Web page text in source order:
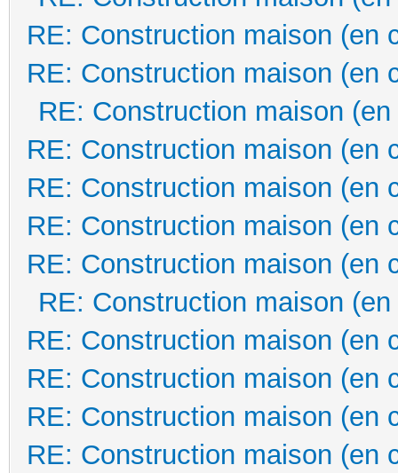
RE: Construction maison (en
RE: Construction maison (en
RE: Construction maison
RE: Construction maison (en
RE: Construction maison (en
RE: Construction maison (en
RE: Construction maison (en
RE: Construction maison
RE: Construction maison (en
RE: Construction maison (en
RE: Construction maison (en
RE: Construction maison (en